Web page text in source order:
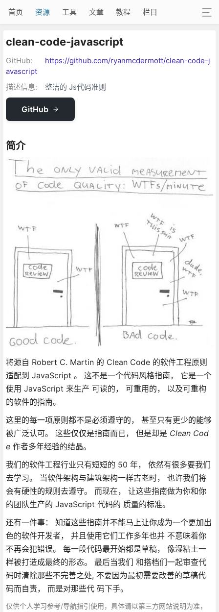
首页 资源 工具 文章 教程 栏目
clean-code-javascript
GitHub:
https://github.com/ryanmcdermott/clean-code-j
avascript
描述信息:
整洁的 Js代码准则
GitHub
简介
将源自 Robert C. Martin 的 Clean Code 的软件工程原则
适配到 JavaScript 。 这不是一个代码风格指南， 它是一个
使用 JavaScript 来生产 可读的， 可重用的， 以及可重构
的软件的指南。
这里的每一项原则都不是必须遵守的， 甚至只有更少的能够
被广泛认可。 这些仅仅是指南而已， 但是却是 Clean Cod
e作者多年经验的结晶。
我们的软件工程行业只有短短的 50 年， 依然有很多要我们
去学习。 当软件架构与建筑架构一样古老时， 也许我们将
会有硬性的规则去遵守。 而现在， 让这些指南做为你和你
的团队生产的 JavaScript 代码的 质量的标准。
还有一件事： 知道这些指南并不能马上让你成为一个更加出
色的软件开发者， 并且使用它们工作多年也并 不意味着你
不再会犯错误。 每一段代码最开始都是草稿， 像湿粘土一
样被打造成最终的形态。 最后当我们 和搭档们一起审查代
码时清除那些不完善之处, 不要因为最初需要改善的草稿代
码而自责， 而是对那些代 码下手。
仅供个人学习参考/导航指引使用，具体请以第三方网站说明为准，